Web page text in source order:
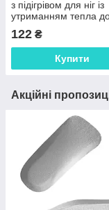
з підігрівом для ніг із
утриманням тепла
годин та
52 С 2884
122 ₴
Купити
Акційні